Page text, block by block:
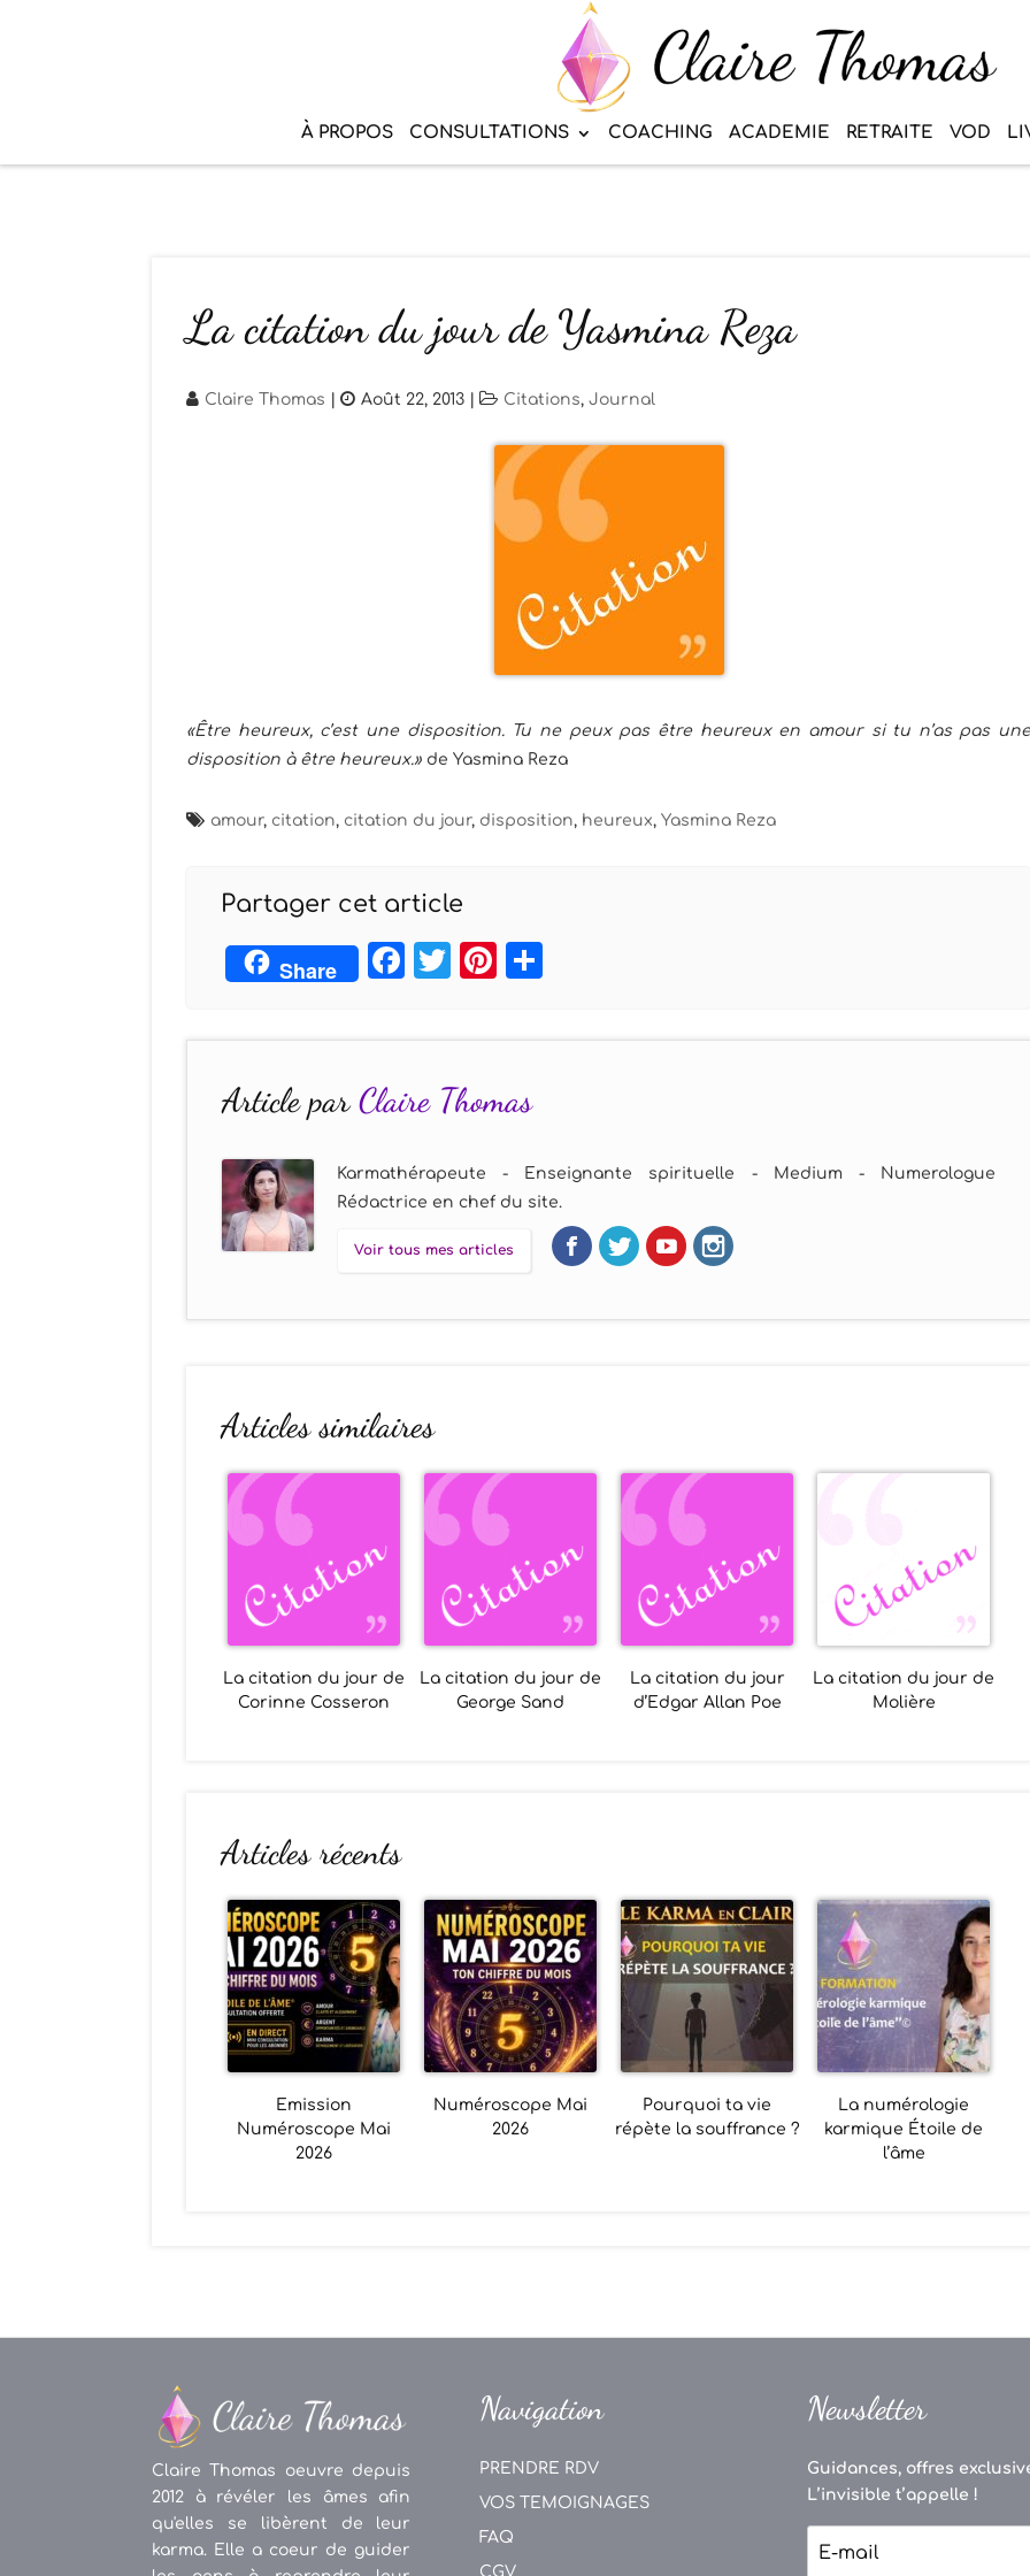
À PROPOS CONSULTATIONS COACHING ACADEMIE RETRAITE VOD
La citation du jour de Yasmina Reza
Claire Thomas Août 22, 2013 Citations, Journal
«Être heureux, c’est une disposition. Tu ne peux pas être heureux en amour si tu n’as pas
disposition à être heureux.» de Yasmina Reza
amour, citation, citation du jour, disposition, heureux, Yasmina Reza
Partager cet article
Share Facebook
TwitterPinterest
Article parClaire Thomas
Karmathérapeute - Enseignante spirituelle - Medium - Numerologue
Rédactrice en chef du site.
Voir tous mes articles
Articles similaires
La citation du jour de
Corinne Cosseron
La citation du jour de
George Sand
La citation du jour
d’Edgar Allan Poe
La citation du jour de
Molière
Articles récents
Emission
Numéroscope Mai
2026
Numéroscope Mai
2026
Pourquoi ta vie
répète la souffrance ?
La numérologie
karmique Étoile de
l’âme
Claire Thomas oeuvre depuis
2012 à révéler les âmes afin
qu'elles se libèrent de leur
karma. Elle a coeur de guider
Navigation
PRENDRE RDV
VOS TEMOIGNAGES
FAQ
CGV
Newsletter
Guidances, offres
L’invisible t’appelle !